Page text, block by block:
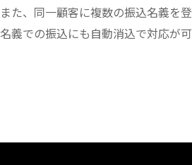
また、同一顧客に複数の振込名義を
名義での振込にも自動消込で対応が